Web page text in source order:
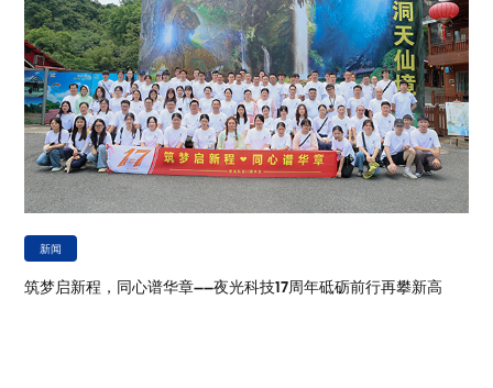
新闻
筑梦启新程，同心谱华章——夜光科技17周年砥砺前行再攀新高